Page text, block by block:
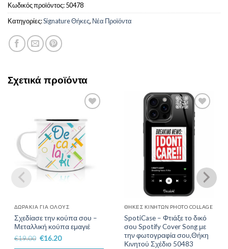
Κωδικός προϊόντος:50478
Κατηγορίες:Signature Θήκες, Νέα Προϊόντα
Σχετικά προϊόντα
Wishlist
ΔΩΡΆΚΙΑ ΓΙΑ ΌΛΟΥΣ
Σχεδίασε την κούπα σου –
Μεταλλική κούπα εμαγιέ
€19.00 €16.20
Add to
Wishlist
ΘΉΚΕΣ ΚΙΝΗΤΏΝ PHOTO COLLAGE
SpotiCase – Φτιάξε το δικό
σου Spotify Cover Song με
την φωτογραφία σου,Θήκη
Κινητού Σχέδιο 50483